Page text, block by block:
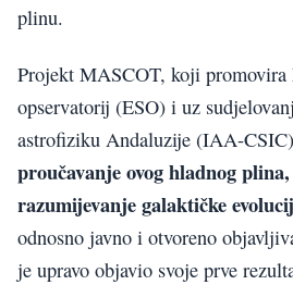
plinu.
Projekt MASCOT, koji
opservatorij (ESO) i uz
astrofiziku Andaluzije (IAA-
proučavanje ovog hladnog
razumijevanje galaktičke
odnosno javno i otvoreno
je upravo objavio svoje prve